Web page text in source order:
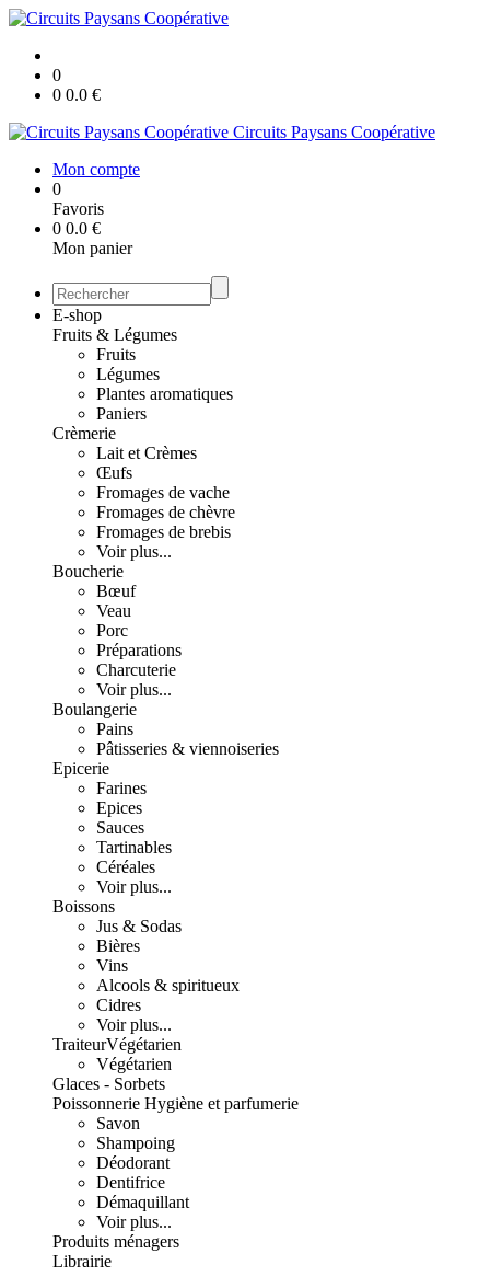
0
0 0.0 €
Circuits Paysans Coopérative
Mon compte
0
Favoris
0 0.0 €
Mon panier
E-shop
Fruits & Légumes
Fruits
Légumes
Plantes aromatiques
Paniers
Crèmerie
Lait et Crèmes
Œufs
Fromages de vache
Fromages de chèvre
Fromages de brebis
Voir plus...
Boucherie
Bœuf
Veau
Porc
Préparations
Charcuterie
Voir plus...
Boulangerie
Pains
Pâtisseries & viennoiseries
Epicerie
Farines
Epices
Sauces
Tartinables
Céréales
Voir plus...
Boissons
Jus & Sodas
Bières
Vins
Alcools & spiritueux
Cidres
Voir plus...
TraiteurVégétarien
Végétarien
Glaces - Sorbets
Poissonnerie Hygiène et parfumerie
Savon
Shampoing
Déodorant
Dentifrice
Démaquillant
Voir plus...
Produits ménagers
Librairie